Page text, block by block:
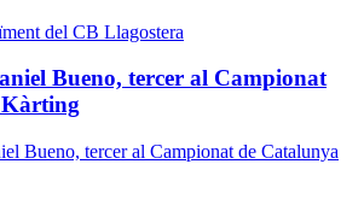
Bueno, tercer al Campionat
Kàrting